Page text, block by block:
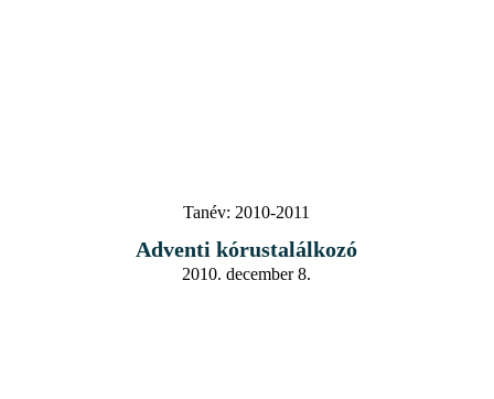
Tanév: 2010-2011
Adventi kórustalálkozó
2010. december 8.